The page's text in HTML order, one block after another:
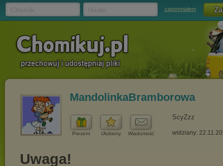
zapomniałem
MandolinkaBramborowa
Prezent Ulubiony Wiadomość
ScyZzz
widziany: